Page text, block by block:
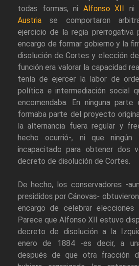
todas formas, ni Alfonso XII ni
Austria se comportaron
ejercicio de la regia prerrogativa
encargo de formar gobierno y la
disolución de Cortes y elección
función era valorar la capacidad
tenía de ejercer la labor de
política e intermediación social
encomendaba. En ninguna
formaba parte del proyecto
la alternancia fuera regular y
hecho ocurrió-, ni que ningún
incapacitado para obtener dos
decreto de disolución de Cortes.
De hecho, los conservadores -
presididos por Cánovas-
encargo de celebrar
Parece que Alfonso XII estuvo
decreto de disolución a la
enero de 1884 -es decir, a
después de que otra fracción